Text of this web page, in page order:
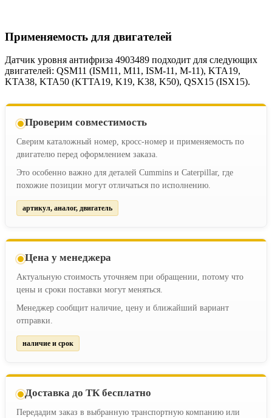
Применяемость для двигателей
Датчик уровня антифриза 4903489 подходит для следующих
двигателей: QSM11 (ISM11, M11, ISM-11, M-11), KTA19,
KTA38, KTA50 (KTTA19, K19, K38, K50), QSX15 (ISX15).
Проверим совместимость
Сверим каталожный номер, кросс-номер и применяемость по
двигателю перед оформлением заказа.
Это особенно важно для деталей Cummins и Caterpillar, где
похожие позиции могут отличаться по исполнению.
артикул, аналог, двигатель
Цена у менеджера
Актуальную стоимость уточняем при обращении, потому что
цены и сроки поставки могут меняться.
Менеджер сообщит наличие, цену и ближайший вариант
отправки.
наличие и срок
Доставка до ТК бесплатно
Передадим заказ в выбранную транспортную компанию или